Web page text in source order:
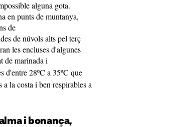
alguna gota.
en punts de muntanya,
de
de núvols alts pel terç
les encluses d'algunes
de marinada i
d'entre 28ºC a 35ºC que
la costa i ben respirables a
i bonança,